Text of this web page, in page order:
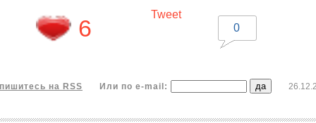
6
Tweet
0
на RSS Или по e-mail: